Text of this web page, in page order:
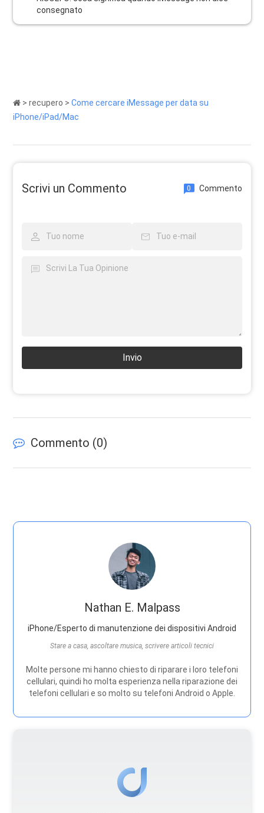
consegnato
>recupero >Come cercare iMessage per data su
iPhone/iPad/Mac
Scrivi un Commento 0 Commento
Invio
Commento (0)
Nathan E. Malpass
iPhone/Esperto di manutenzione dei dispositivi Android
Stare a casa, ascoltare musica, scrivere articoli tecnici
Molte persone mi hanno chiesto di riparare i loro telefoni
cellulari, quindi ho molta esperienza nella riparazione dei
telefoni cellulari e so molto su telefoni Android o Apple.